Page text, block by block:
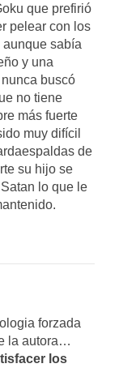
que prefirió
pelear con los
aunque sabía
y una
buscó
no tiene
más fuerte
muy difícil
de
su hijo se
lo que le
forzada
la autora…
los